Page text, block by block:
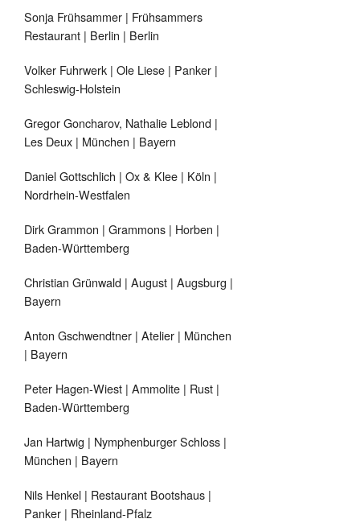
Sonja Frühsammer | Frühsammers
Restaurant | Berlin | Berlin
Volker Fuhrwerk | Ole Liese | Panker |
Schleswig-Holstein
Gregor Goncharov, Nathalie Leblond |
Les Deux | München | Bayern
Daniel Gottschlich | Ox & Klee | Köln |
Nordrhein-Westfalen
Dirk Grammon | Grammons | Horben |
Baden-Württemberg
Christian Grünwald | August | Augsburg |
Bayern
Anton Gschwendtner | Atelier | München
| Bayern
Peter Hagen-Wiest | Ammolite | Rust |
Baden-Württemberg
Jan Hartwig | Nymphenburger Schloss |
München | Bayern
Nils Henkel | Restaurant Bootshaus |
Panker | Rheinland-Pfalz